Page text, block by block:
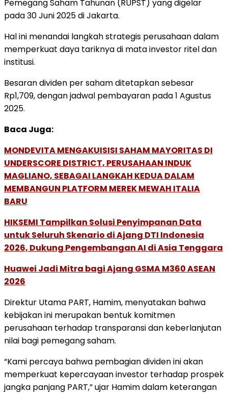
Pemegang Saham Tahunan (RUPST) yang digelar
pada 30 Juni 2025 di Jakarta.
Hal ini menandai langkah strategis perusahaan dalam
memperkuat daya tariknya di mata investor ritel dan
institusi.
Besaran dividen per saham ditetapkan sebesar
Rp1,709, dengan jadwal pembayaran pada 1 Agustus
2025.
Baca Juga:
MONDEVITA MENGAKUISISI SAHAM MAYORITAS DI
UNDERSCORE DISTRICT, PERUSAHAAN INDUK
MAGLIANO, SEBAGAI LANGKAH KEDUA DALAM
MEMBANGUN PLATFORM MEREK MEWAH ITALIA
BARU
HIKSEMI Tampilkan Solusi Penyimpanan Data
untuk Seluruh Skenario di Ajang DTI Indonesia
2026, Dukung Pengembangan AI di Asia Tenggara
Huawei Jadi Mitra bagi Ajang GSMA M360 ASEAN
2026
Direktur Utama PART, Hamim, menyatakan bahwa
kebijakan ini merupakan bentuk komitmen
perusahaan terhadap transparansi dan keberlanjutan
nilai bagi pemegang saham.
“Kami percaya bahwa pembagian dividen ini akan
memperkuat kepercayaan investor terhadap prospek
jangka panjang PART,” ujar Hamim dalam keterangan